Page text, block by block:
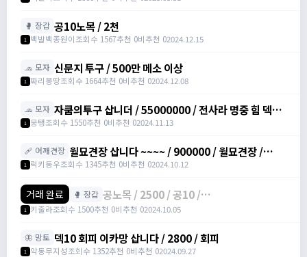
🥊 장갑 공10노목 / 2천
1 백발백종원이조회수 1567추천 0비추천 02024.12.15
🧢 모자 신문지 투구 / 500만 메소 이상
1 짜리몽땅조회수 1664추천 0비추천 02024.12.08
🧢 모자 자쿰의투구 삽니더 / 55000000 / 전사라 명중 힘 덱스
가 정옵이였으면 좋겠습니다.
1 뭉탱조회수 1550추천 0비추천 02024.11.13
🩹 어깨견장 월묘견장 삽니다 ~~~~ / 900000 / 월묘견장 /
https://open.kakao.com/o/s84eEUef
1 럭키동우조회수 1345추천 0비추천 02024.10.12
거래 완료 🥊 장갑 공노목 / 2500 / 공10 /
https://open.kakao.com/o/sboXkMSg
1 키줄라조회수 1500추천 0비추천 02024.10.05
🦋 망토 덱10 회피 이카망 삽니다 / 2800 / 회피
1 악동무지성조회수 1352추천 0비추천 02024.09.27